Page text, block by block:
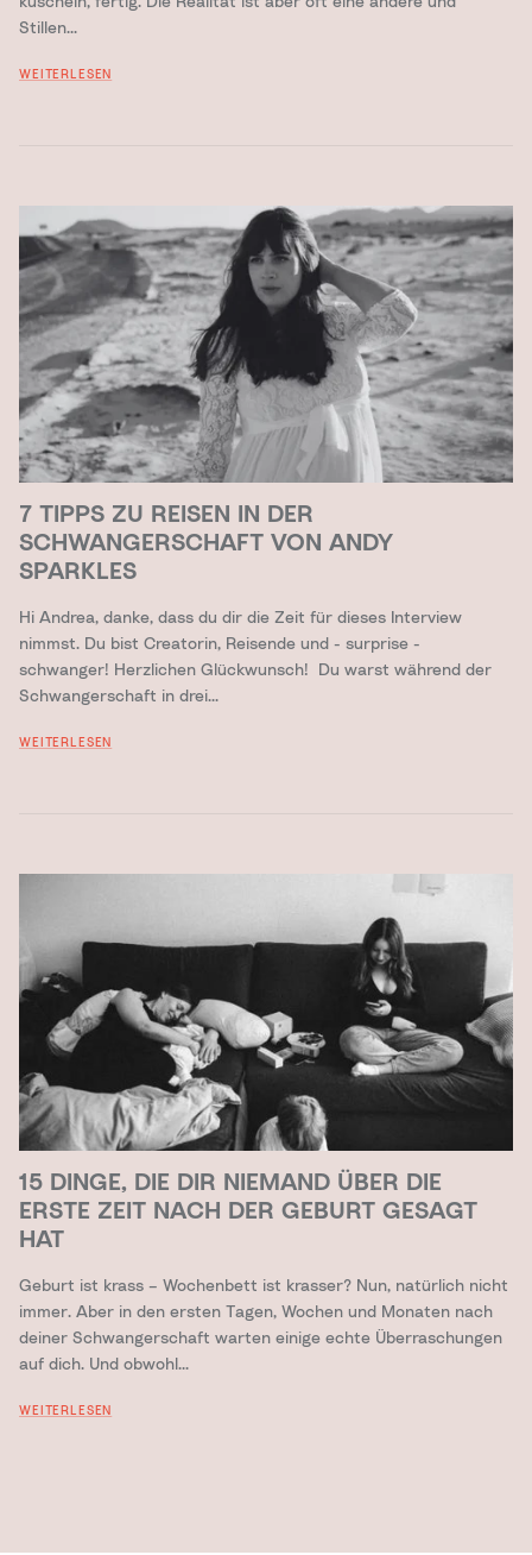
Stillen...
WEITERLESEN
7 TIPPS ZU REISEN IN DER
SCHWANGERSCHAFT VON ANDY
SPARKLES
Hi Andrea, danke, dass du dir die Zeit für dieses Interview
nimmst. Du bist Creatorin, Reisende und - surprise -
schwanger! Herzlichen Glückwunsch! Du warst während der
Schwangerschaft in drei...
WEITERLESEN
15 DINGE, DIE DIR NIEMAND ÜBER DIE
ERSTE ZEIT NACH DER GEBURT GESAGT
HAT
Geburt ist krass – Wochenbett ist krasser? Nun, natürlich nicht
immer. Aber in den ersten Tagen, Wochen und Monaten nach
deiner Schwangerschaft warten einige echte Überraschungen
auf dich. Und obwohl...
WEITERLESEN